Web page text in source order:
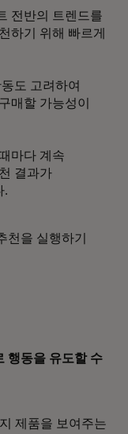
전반의 트렌드를
하기 위해 빠르게
도 고려하여
매할 가능성이
마다 계속
결과가
.
천을 실행하기
행동을 유도할 수
제품을 보여주는